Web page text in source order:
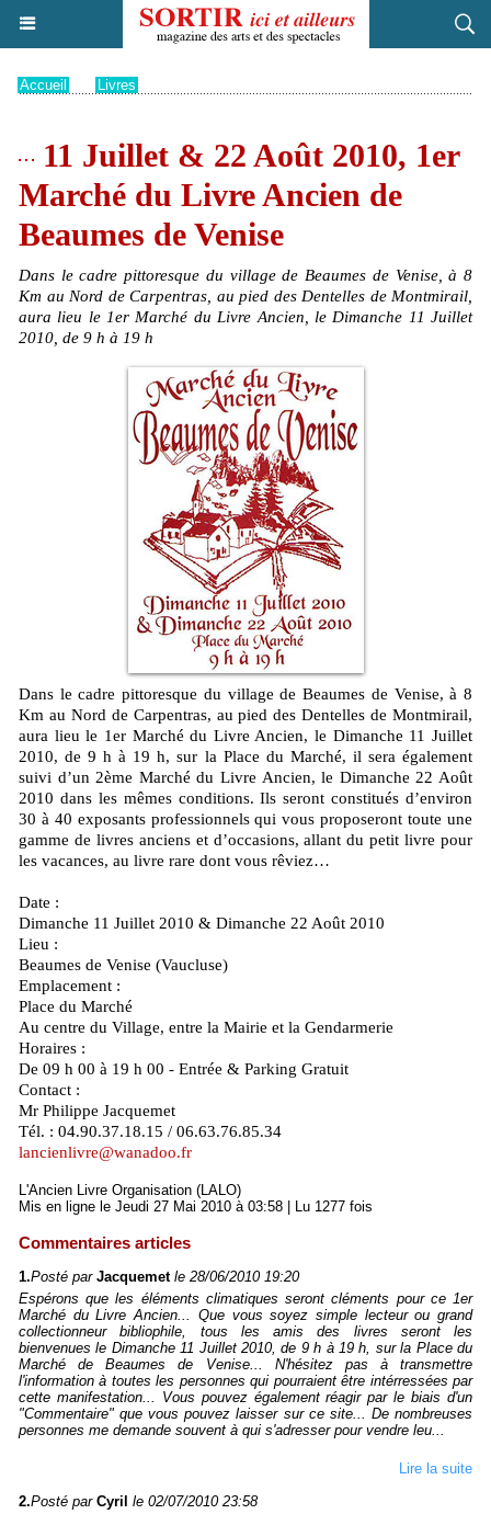
Accueil Livres
11 Juillet & 22 Août 2010, 1er
Marché du Livre Ancien de
Beaumes de Venise
Dans le cadre pittoresque du village de Beaumes de Venise, à 8
Km au Nord de Carpentras, au pied des Dentelles de Montmirail,
aura lieu le 1er Marché du Livre Ancien, le Dimanche 11 Juillet
2010, de 9 h à 19 h
Dans le cadre pittoresque du village de Beaumes de Venise, à 8
Km au Nord de Carpentras, au pied des Dentelles de Montmirail,
aura lieu le 1er Marché du Livre Ancien, le Dimanche 11 Juillet
2010, de 9 h à 19 h, sur la Place du Marché, il sera également
suivi d’un 2ème Marché du Livre Ancien, le Dimanche 22 Août
2010 dans les mêmes conditions. Ils seront constitués d’environ
30 à 40 exposants professionnels qui vous proposeront toute une
gamme de livres anciens et d’occasions, allant du petit livre pour
les vacances, au livre rare dont vous rêviez…
Date :
Dimanche 11 Juillet 2010 & Dimanche 22 Août 2010
Lieu :
Beaumes de Venise (Vaucluse)
Emplacement :
Place du Marché
Au centre du Village, entre la Mairie et la Gendarmerie
Horaires :
De 09 h 00 à 19 h 00 - Entrée & Parking Gratuit
Contact :
Mr Philippe Jacquemet
Tél. : 04.90.37.18.15 / 06.63.76.85.34
lancienlivre@wanadoo.fr
L'Ancien Livre Organisation (LALO)
Mis en ligne le Jeudi 27 Mai 2010 à 03:58 | Lu 1277 fois
Commentaires articles
1.Posté par Jacquemet le 28/06/2010 19:20
Espérons que les éléments climatiques seront cléments pour ce 1er
Marché du Livre Ancien... Que vous soyez simple lecteur ou grand
collectionneur bibliophile, tous les amis des livres seront les
bienvenues le Dimanche 11 Juillet 2010, de 9 h à 19 h, sur la Place du
Marché de Beaumes de Venise... N'hésitez pas à transmettre
l'information à toutes les personnes qui pourraient être intérressées par
cette manifestation... Vous pouvez également réagir par le biais d'un
"Commentaire" que vous pouvez laisser sur ce site... De nombreuses
personnes me demande souvent à qui s'adresser pour vendre leu...
Lire la suite
2.Posté par Cyril le 02/07/2010 23:58